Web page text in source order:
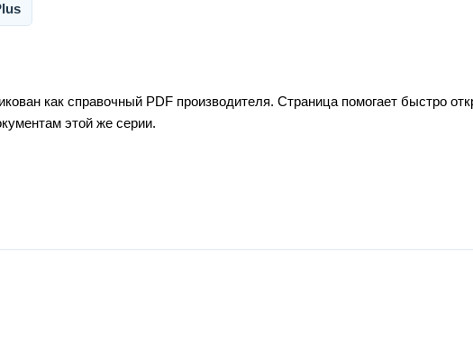
как справочный PDF производителя. Страница помогает быстро
этой же серии.